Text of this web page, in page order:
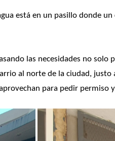
está en un pasillo donde
las necesidades no
al norte de la ciudad, justo
para pedir permiso